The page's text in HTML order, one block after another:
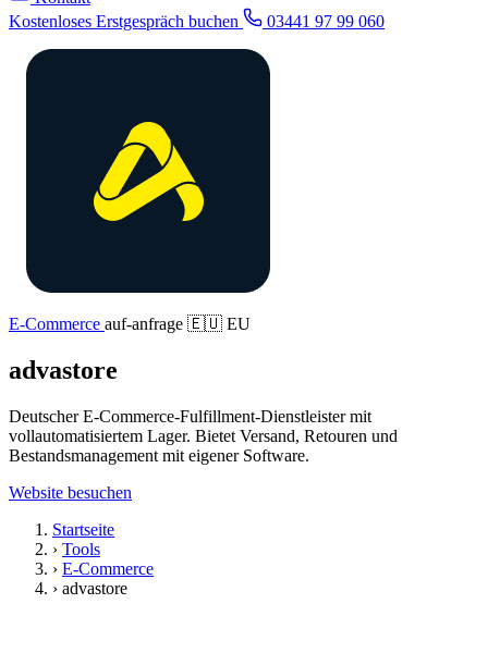
Kostenloses Erstgespräch buchen
03441 97 99 060
E-Commerce auf-anfrage 🇪🇺 EU
advastore
Deutscher E-Commerce-Fulfillment-Dienstleister mit
vollautomatisiertem Lager. Bietet Versand, Retouren und
Bestandsmanagement mit eigener Software.
Website besuchen
Startseite
› Tools
› E-Commerce
› advastore